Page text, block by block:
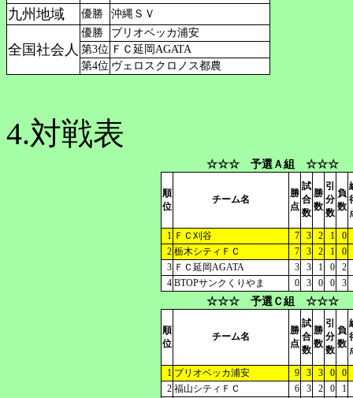
九州地域 優勝 沖縄ＳＶ
全国社会人
優勝
ブリオベッカ浦安
第3位 ＦＣ延岡AGATA
第4位 ヴェロスクロノス都農
4.対戦表
☆☆☆ 予選Ａ組 ☆☆☆
順
位
チーム名
勝
点
試
合
数
勝
数
引
分
数
負
数
1 ＦＣ刈谷 7 3 2 1
0
2 栃木シティＦＣ 7 3 2 1
0
3 ＦＣ延岡AGATA 3 3 1 0
2
4 BTOPサンクくりやま 0 3 0 0 3
☆☆☆ 予選Ｃ組 ☆☆☆
順
位
チーム名
勝
点
試
合
数
勝
数
引
分
数
負
数
1 ブリオベッカ浦安 9 3 3 0
0
2 福山シティＦＣ 6 3 2 0
1